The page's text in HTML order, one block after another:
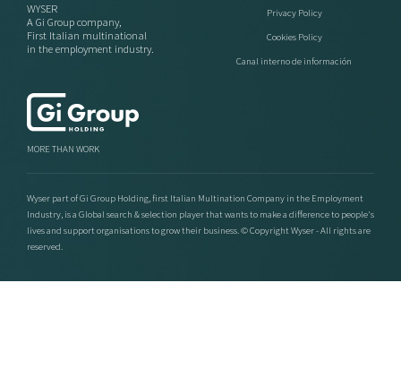
WYSER
A Gi Group company,
First Italian multinational
in the employment industry.
Privacy Policy
Cookies Policy
Canal interno de información
MORE THAN WORK
Wyser part of Gi Group Holding, first Italian Multination Company in the Employment
Industry, is a Global search & selection player that wants to make a difference to people's
lives and support organisations to grow their business. © Copyright Wyser - All rights are
reserved.